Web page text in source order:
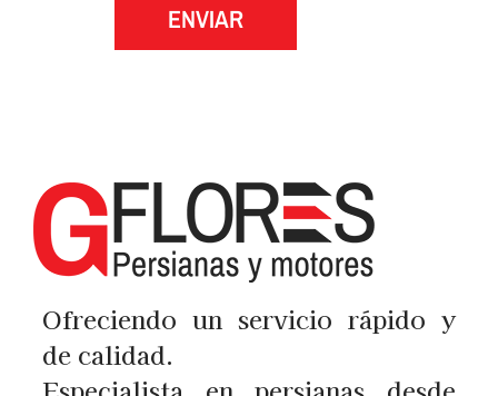
ENVIAR
Ofreciendo un servicio rápido y
de calidad.
Especialista en persianas desde